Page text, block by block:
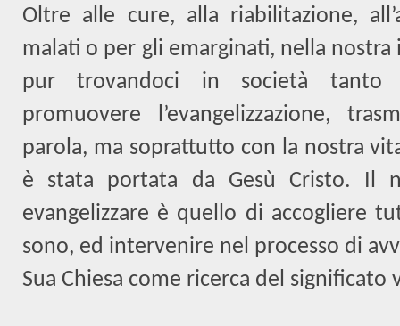
Oltre alle cure, alla riabilitazione,
malati o per gli emarginati, nella
pur trovandoci in società tanto
promuovere l’evangelizzazione,
parola, ma soprattutto con la nostra
è stata portata da Gesù Cristo. Il
evangelizzare è quello di accogliere
sono, ed intervenire nel processo di
Sua Chiesa come ricerca del significato